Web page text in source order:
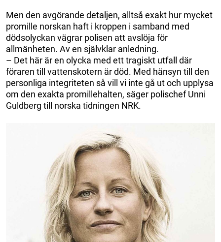
Men den avgörande detaljen, alltså exakt hur mycket
promille norskan haft i kroppen i samband med
dödsolyckan vägrar polisen att avslöja för
allmänheten. Av en självklar anledning.
– Det här är en olycka med ett tragiskt utfall där
föraren till vattenskotern är död. Med hänsyn till den
personliga integriteten så vill vi inte gå ut och upplysa
om den exakta promillehalten, säger polischef Unni
Guldberg till norska tidningen NRK.